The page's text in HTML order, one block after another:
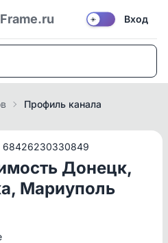
Frame.ru ☀️ Вход
Профиль канала
68426230330849
Донецк,
Мариуполь